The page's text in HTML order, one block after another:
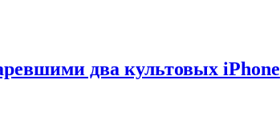
два культовых iPhone